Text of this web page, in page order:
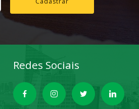
Redes Sociais